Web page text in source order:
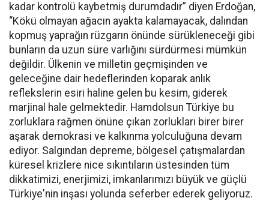
kadar kontrolü kaybetmiş durumdadır” diyen Erdoğan,
“Kökü olmayan ağacın ayakta kalamayacak, dalından
kopmuş yaprağın rüzgarın önünde sürükleneceği gibi
bunların da uzun süre varlığını sürdürmesi mümkün
değildir. Ülkenin ve milletin geçmişinden ve
geleceğine dair hedeflerinden koparak anlık
reflekslerin esiri haline gelen bu kesim, giderek
marjinal hale gelmektedir. Hamdolsun Türkiye bu
zorluklara rağmen önüne çıkan zorlukları birer birer
aşarak demokrasi ve kalkınma yolculuğuna devam
ediyor. Salgından depreme, bölgesel çatışmalardan
küresel krizlere nice sıkıntıların üstesinden tüm
dikkatimizi, enerjimizi, imkanlarımızı büyük ve güçlü
Türkiye'nin inşası yolunda seferber ederek geliyoruz.